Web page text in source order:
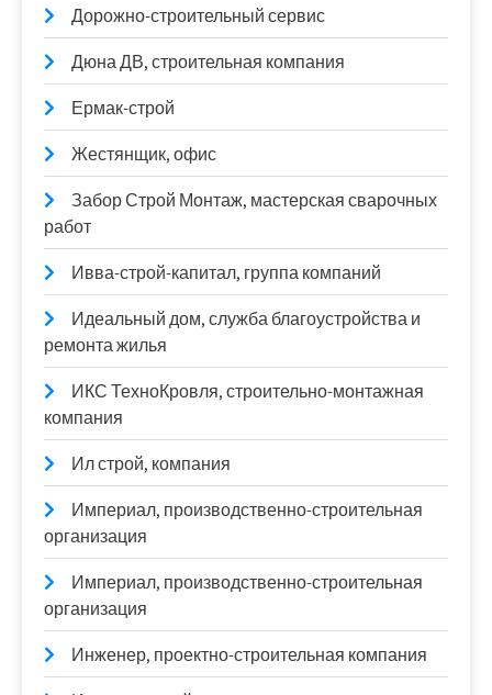
Дорожно-строительный сервис
Дюна ДВ, строительная компания
Ермак-строй
Жестянщик, офис
Забор Строй Монтаж, мастерская сварочных
работ
Ивва-строй-капитал, группа компаний
Идеальный дом, служба благоустройства и
ремонта жилья
ИКС ТехноКровля, строительно-монтажная
компания
Ил строй, компания
Империал, производственно-строительная
организация
Империал, производственно-строительная
организация
Инженер, проектно-строительная компания